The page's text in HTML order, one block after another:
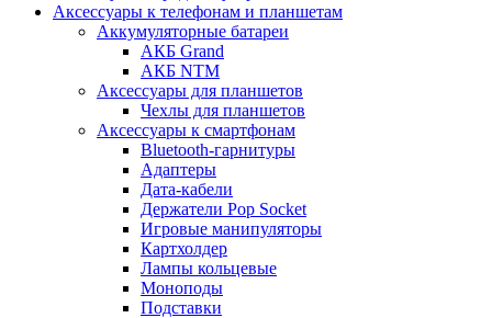
Аксессуары к телефонам и планшетам
Аккумуляторные батареи
АКБ Grand
АКБ NTM
Аксессуары для планшетов
Чехлы для планшетов
Аксессуары к смартфонам
Bluetooth-гарнитуры
Адаптеры
Дата-кабели
Держатели Pop Socket
Игровые манипуляторы
Картхолдер
Лампы кольцевые
Моноподы
Подставки